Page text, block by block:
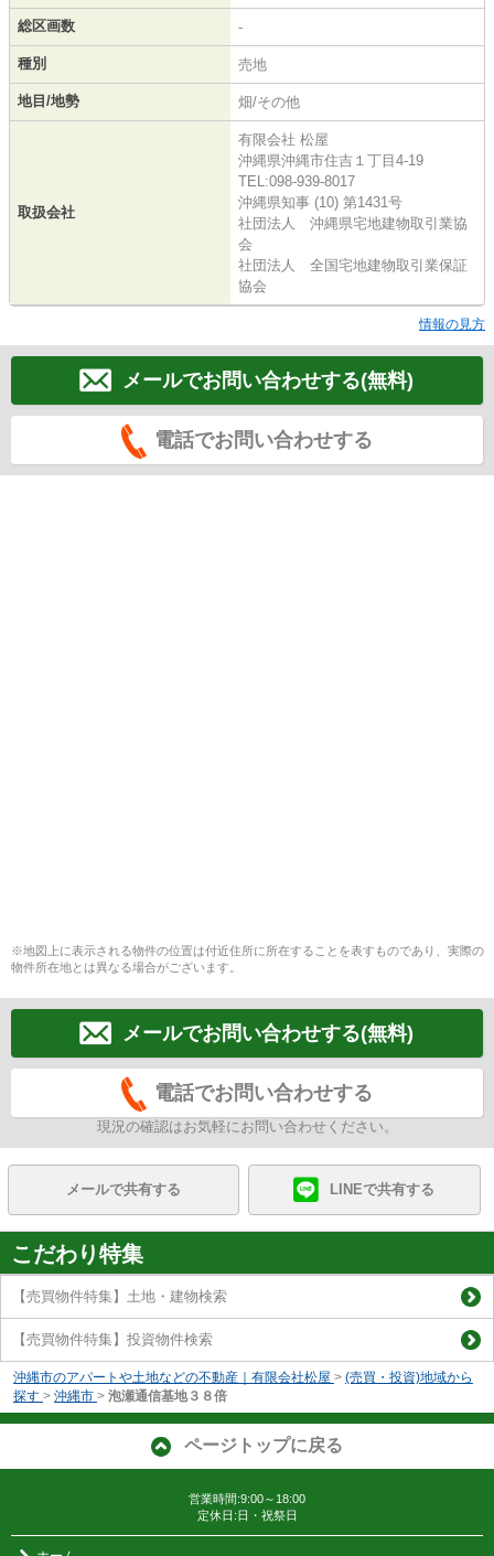
総区画数 -
種別 売地
地目/地勢 畑/その他
取扱会社
有限会社 松屋
沖縄県沖縄市住吉１丁目4-19
TEL:098-939-8017
沖縄県知事 (10) 第1431号
社団法人 沖縄県宅地建物取引業協
会
社団法人 全国宅地建物取引業保証
協会
情報の見方
メールでお問い合わせする(無料)
電話でお問い合わせする
※地図上に表示される物件の位置は付近住所に所在することを表すものであり、実際の
物件所在地とは異なる場合がございます。
メールでお問い合わせする(無料)
電話でお問い合わせする
現況の確認はお気軽にお問い合わせください。
メールで共有する LINEで共有する
こだわり特集
【売買物件特集】土地・建物検索
【売買物件特集】投資物件検索
沖縄市のアパートや土地などの不動産｜有限会社松屋 > (売買・投資)地域から
探す > 沖縄市 > 泡瀬通信基地３８倍
ページトップに戻る
営業時間:9:00～18:00
定休日:日・祝祭日